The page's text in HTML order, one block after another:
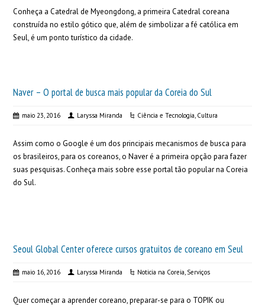
Conheça a Catedral de Myeongdong, a primeira Catedral coreana
construída no estilo gótico que, além de simbolizar a fé católica em
Seul, é um ponto turístico da cidade.
Naver – O portal de busca mais popular da Coreia do Sul
maio 23, 2016 Laryssa Miranda Ciência e Tecnologia, Cultura
Assim como o Google é um dos principais mecanismos de busca para
os brasileiros, para os coreanos, o Naver é a primeira opção para fazer
suas pesquisas. Conheça mais sobre esse portal tão popular na Coreia
do Sul.
Seoul Global Center oferece cursos gratuitos de coreano em Seul
maio 16, 2016 Laryssa Miranda Noticia na Coreia, Serviços
Quer começar a aprender coreano, preparar-se para o TOPIK ou